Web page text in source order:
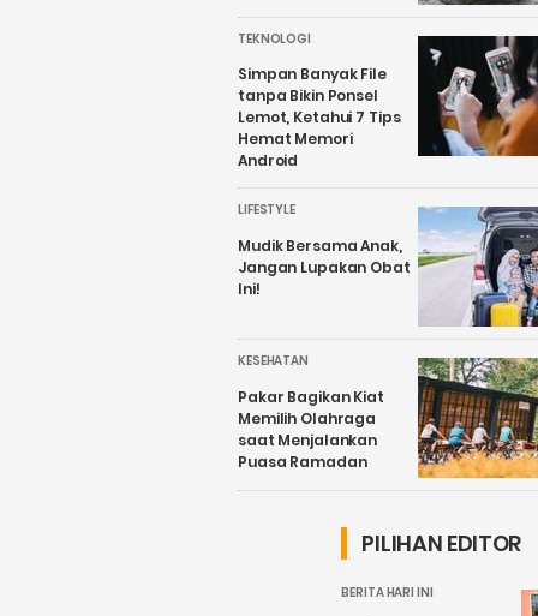
TEKNOLOGI
Simpan Banyak File
tanpa Bikin Ponsel
Lemot, Ketahui 7 Tips
Hemat Memori
Android
LIFESTYLE
Mudik Bersama Anak,
Jangan Lupakan Obat
Ini!
KESEHATAN
Pakar Bagikan Kiat
Memilih Olahraga
saat Menjalankan
Puasa Ramadan
PILIHAN EDITOR
BERITA HARI INI